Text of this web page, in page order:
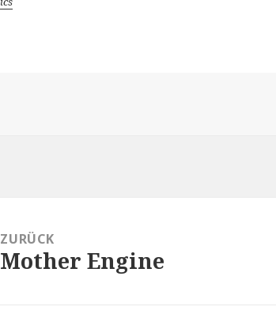
ZURÜCK
Vorheriger
Mother Engine